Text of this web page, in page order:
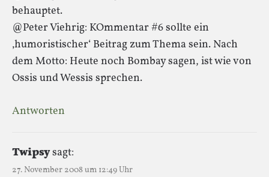
behauptet.
@Peter Viehrig: KOmmentar #6 sollte ein
‚humoristischer‘ Beitrag zum Thema sein. Nach
dem Motto: Heute noch Bombay sagen, ist wie von
Ossis und Wessis sprechen.
Antworten
Twipsysagt:
27. November 2008 um 12:49 Uhr